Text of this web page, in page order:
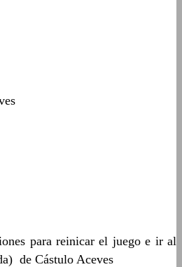
para reinicar el juego e ir al
de Cástulo Aceves